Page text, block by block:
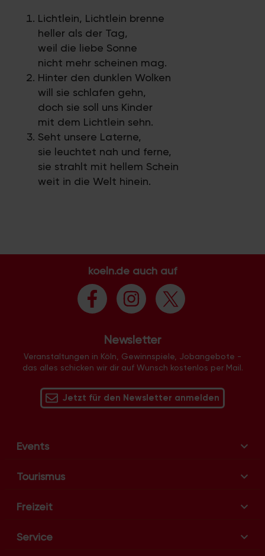
Lichtlein, Lichtlein brenne
heller als der Tag,
weil die liebe Sonne
nicht mehr scheinen mag.
Hinter den dunklen Wolken
will sie schlafen gehn,
doch sie soll uns Kinder
mit dem Lichtlein sehn.
Seht unsere Laterne,
sie leuchtet nah und ferne,
sie strahlt mit hellem Schein
weit in die Welt hinein.
koeln.de auch auf
Newsletter
Veranstaltungen in Köln, Gewinnspiele, Jobangebote -
das alles schicken wir dir auf Wunsch kostenlos per Mail.
Jetzt für den Newsletter anmelden
Events
Tourismus
Freizeit
Service